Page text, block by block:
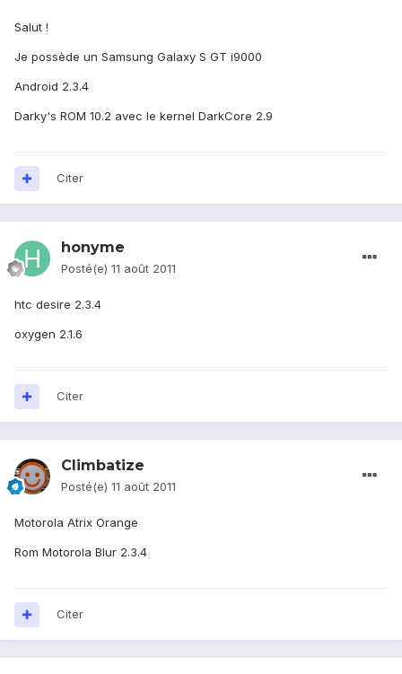
Salut !
Je possède un Samsung Galaxy S GT i9000
Android 2.3.4
Darky's ROM 10.2 avec le kernel DarkCore 2.9
Citer
honyme
Posté(e) 11 août 2011
htc desire 2.3.4
oxygen 2.1.6
Citer
Climbatize
Posté(e) 11 août 2011
Motorola Atrix Orange
Rom Motorola Blur 2.3.4
Citer